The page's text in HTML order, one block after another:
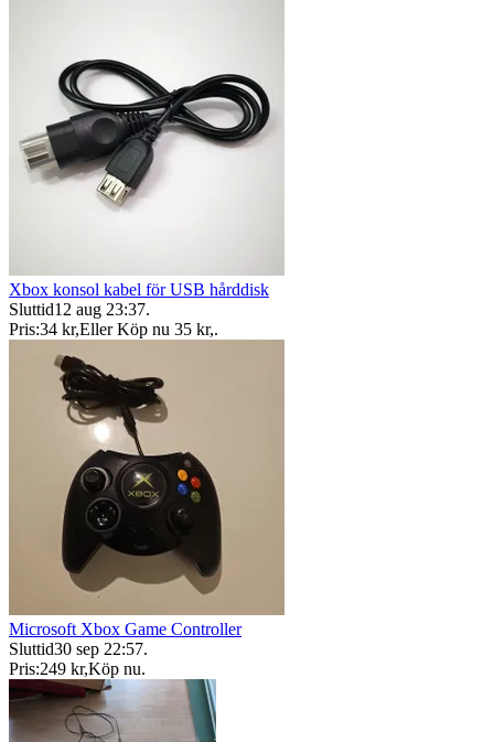
Xbox konsol kabel för USB hårddisk
Sluttid12 aug 23:37.
Pris:34 kr,Eller Köp nu 35 kr,.
Microsoft Xbox Game Controller
Sluttid30 sep 22:57.
Pris:249 kr,Köp nu.